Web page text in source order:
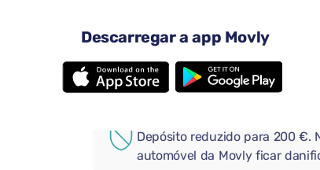
Descarregar a app Movly
Câmera de visão traseira
Adicione extras úteis ao
Depósito reduzido para 200 €.
automóvel da Movly ficar